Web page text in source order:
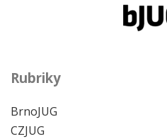
Rubriky
BrnoJUG
CZJUG